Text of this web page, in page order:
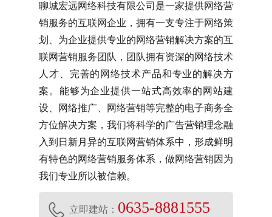
聊城宏远网络科技有限公司是一家提供网络营
销服务的互联网企业，拥有一支专注于网络策
划、为企业提供专业的网络营销解决方案的互
联网营销服务团队，团队拥有资深的网络技术
人才、完善的网络技术产品和专业的解决方
案。能够为企业提供一站式高效率的网站建
设、网络推广、网络营销等完整的电子商务全
方位解决方案，我们将科学的广告营销理念融
入到日新月异的互联网营销体系中，形成鲜明
有特色的网络营销服务体系，做网络营销因为
我们专业所以被信赖。
立即建站： 0635-8881555